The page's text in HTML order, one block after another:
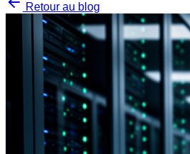
Retour au blog